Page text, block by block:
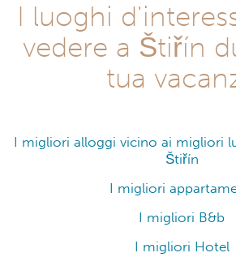
I luoghi
vedere a Štiřín
tua
I migliori alloggi vicino ai migliori
Štiřín
I migliori
I migliori B&b
I migliori Hotel